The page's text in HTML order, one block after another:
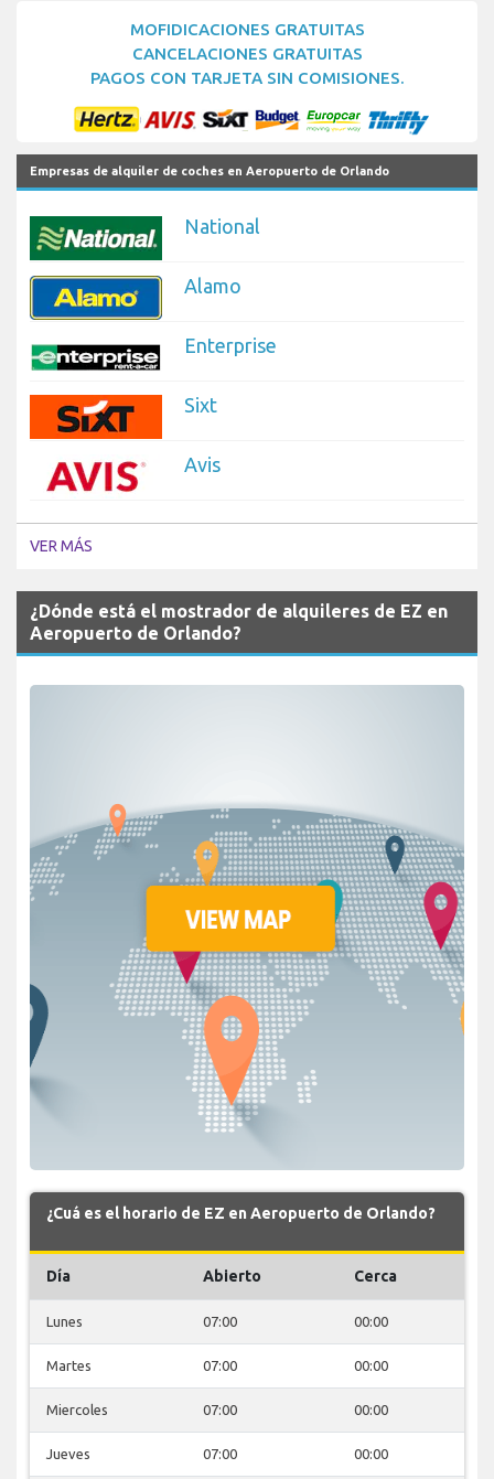
MOFIDICACIONES GRATUITAS
CANCELACIONES GRATUITAS
PAGOS CON TARJETA SIN COMISIONES.
Empresas de alquiler de coches en Aeropuerto de Orlando
National
Alamo
Enterprise
Sixt
Avis
VER MÁS
¿Dónde está el mostrador de alquileres de EZ en
Aeropuerto de Orlando?
¿Cuá es el horario de EZ en Aeropuerto de Orlando?
Día Abierto Cerca
Lunes 07:00 00:00
Martes 07:00 00:00
Miercoles 07:00 00:00
Jueves 07:00 00:00